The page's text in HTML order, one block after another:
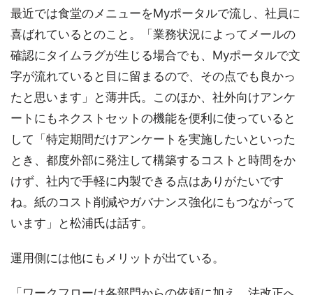
最近では食堂のメニューをMyポータルで流し、社員に
喜ばれているとのこと。「業務状況によってメールの
確認にタイムラグが生じる場合でも、Myポータルで文
字が流れていると目に留まるので、その点でも良かっ
たと思います」と薄井氏。このほか、社外向けアンケ
ートにもネクストセットの機能を便利に使っていると
して「特定期間だけアンケートを実施したいといった
とき、都度外部に発注して構築するコストと時間をか
けず、社内で手軽に内製できる点はありがたいです
ね。紙のコスト削減やガバナンス強化にもつながって
います」と松浦氏は話す。
運用側には他にもメリットが出ている。